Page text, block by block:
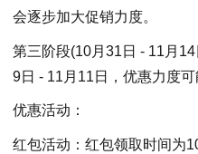
会逐步加大促销力度。
第三阶段(10月31日 - 11月
9日 - 11月11日，优惠力度可
优惠活动：
红包活动：红包领取时间为